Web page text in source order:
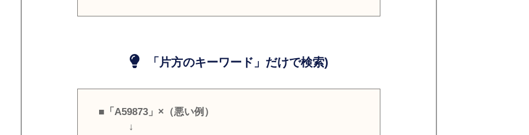
「片方のキーワード」だけで検索)
■「A59873」×（悪い例）
↓